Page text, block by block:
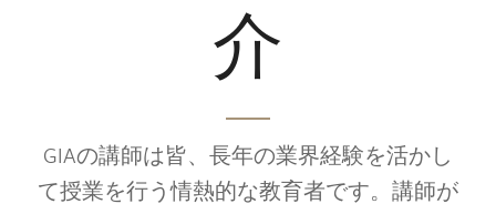
介
GIAの講師は皆、長年の業界経験を活かし
て授業を行う情熱的な教育者です。講師が